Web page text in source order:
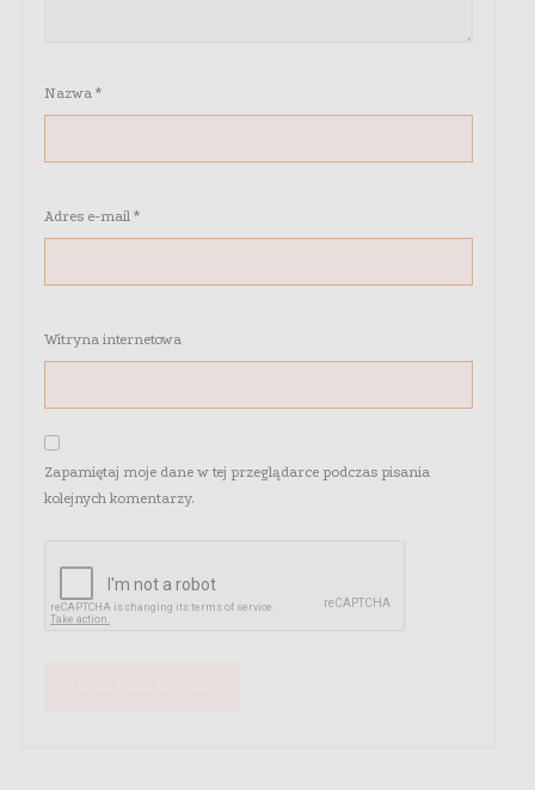
Nazwa *
Adres e-mail *
Witryna internetowa
Zapamiętaj moje dane w tej przeglądarce podczas pisania
kolejnych komentarzy.